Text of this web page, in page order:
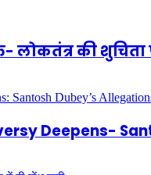
लोकतंत्र की
Deepens-